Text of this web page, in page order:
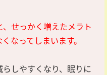
せっかく増えたメラト
なってしまいます。
しやすくなり、眠りに